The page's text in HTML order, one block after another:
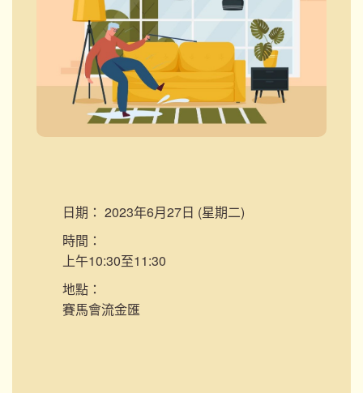
日期： 2023年6月27日 (星期二)
時間：
上午10:30至11:30
地點：
賽馬會流金匯